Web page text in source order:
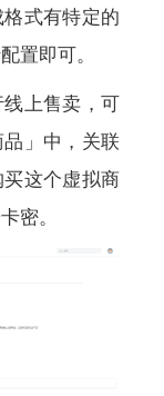
式有特定的
置即可。
上售卖，可
」中，关联
这个虚拟商
密。